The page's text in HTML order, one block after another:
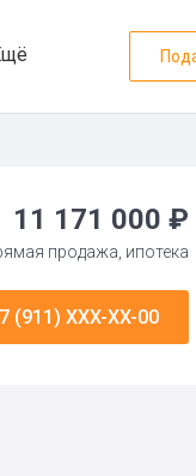
11 171 000 ₽
продажа, ипотека
(911) XXX-XX-00